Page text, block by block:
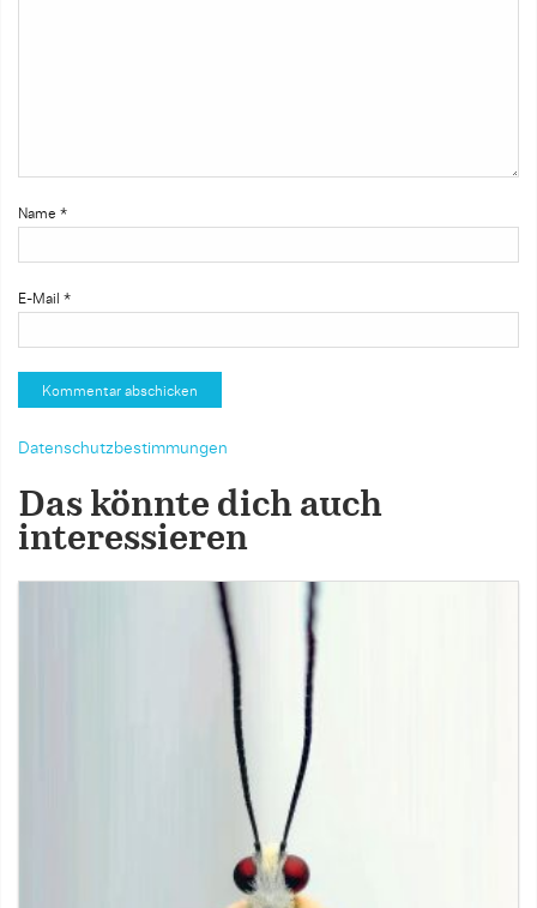
Name *
E-Mail *
Datenschutzbestimmungen
Das könnte dich auch
interessieren